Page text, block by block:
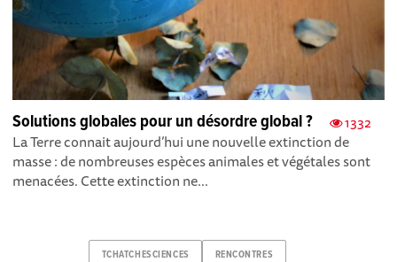
1332
Solutions globales pour un désordre global ?
La Terre connait aujourd’hui une nouvelle extinction de
masse : de nombreuses espèces animales et végétales sont
menacées. Cette extinction ne...
TCHATCHESCIENCES RENCONTRES